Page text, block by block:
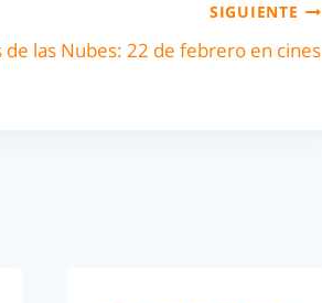
SIGUIENTE
de las Nubes: 22 de febrero en cines